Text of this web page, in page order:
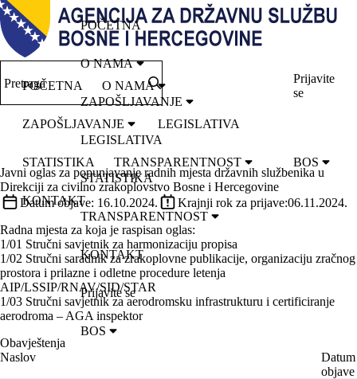
Pretraga
POČETNA O NAMA
ZAPOŠLJAVANJE LEGISLATIVA
STATISTIKA TRANSPARENTNOST
KONTAKT
Prijavite
se
BOS
Javni oglas za popunjavanje radnih mjesta državnih službenika u
Direkciji za civilno zrakoplovstvo Bosne i Hercegovine
Datum objave: 16.10.2024. Krajnji rok za prijave:06.11.2024.
Radna mjesta za koja je raspisan oglas:
1/01 Stručni savjetnik za harmonizaciju propisa
1/02 Stručni saradnik za zrakoplovne publikacije, organizaciju zračnog
prostora i prilazne i odletne procedure letenja
AIP/LSSIP/RNAV/SID/STAR
1/03 Stručni savjetnik za aerodromsku infrastrukturu i certificiranje
aerodroma – AGA inspektor
Obavještenja
Naslov
Datum
objave
POČETNA
O NAMA
ZAPOŠLJAVANJE
LEGISLATIVA
STATISTIKA
TRANSPARENTNOST
KONTAKT
Prijavite se
BOS